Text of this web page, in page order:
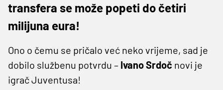
transfera se može popeti do četiri
milijuna eura!
Ono o čemu se pričalo već neko vrijeme, sad je
dobilo službenu potvrdu – IvanoSrdoč novi je
igrač Juventusa!